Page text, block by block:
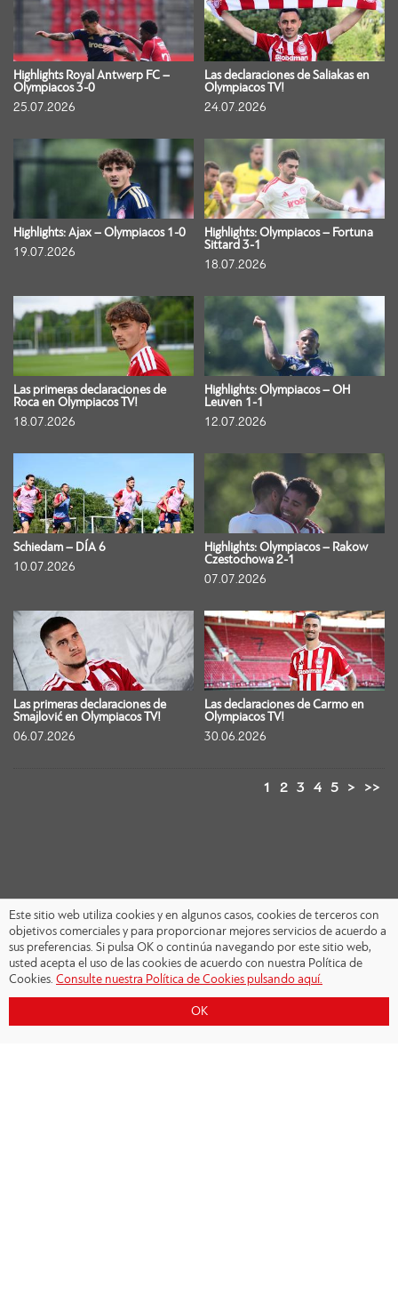
Highlights Royal Antwerp FC –
Olympiacos 3-0
25.07.2026
Las declaraciones de Saliakas en
Olympiacos TV!
24.07.2026
Highlights: Ajax – Olympiacos 1-0
19.07.2026
Highlights: Olympiacos – Fortuna
Sittard 3-1
18.07.2026
Las primeras declaraciones de
Roca en Olympiacos TV!
18.07.2026
Highlights: Olympiacos – OH
Leuven 1-1
12.07.2026
Schiedam – DÍA 6
10.07.2026
Highlights: Olympiacos – Rakow
Czestochowa 2-1
07.07.2026
Las primeras declaraciones de
Smajlović en Olympiacos TV!
06.07.2026
Las declaraciones de Carmo en
Olympiacos TV!
30.06.2026
1 2 3 4 5 > >>
Este sitio web utiliza cookies y en algunos casos, cookies de terceros con
objetivos comerciales y para proporcionar mejores servicios de acuerdo a
sus preferencias. Si pulsa OK o continúa navegando por este sitio web,
usted acepta el uso de las cookies de acuerdo con nuestra Política de
Cookies. Consulte nuestra Política de Cookies pulsando aquí.
OK